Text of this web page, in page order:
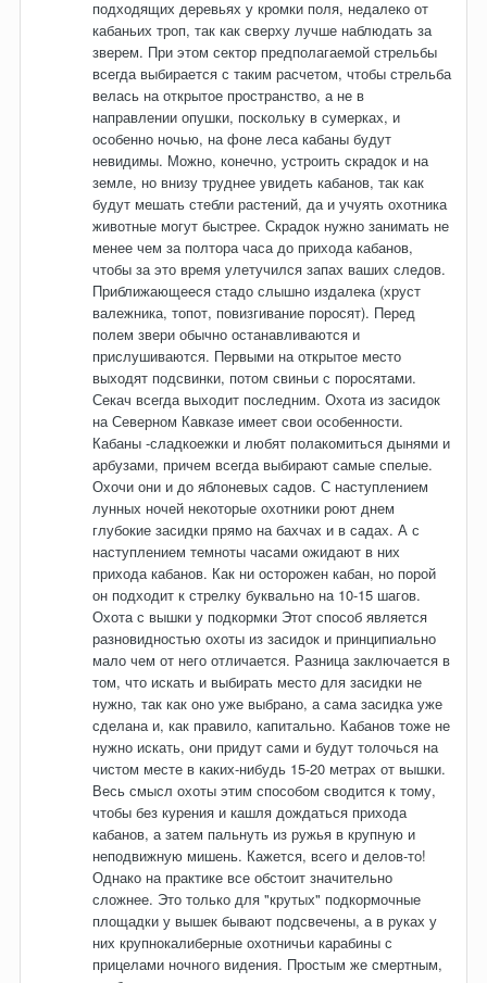
подходящих деревьях у кромки поля, недалеко от
кабаньих троп, так как сверху лучше наблюдать за
зверем. При этом сектор предполагаемой стрельбы
всегда выбирается с таким расчетом, чтобы стрельба
велась на открытое пространство, а не в
направлении опушки, поскольку в сумерках, и
особенно ночью, на фоне леса кабаны будут
невидимы. Можно, конечно, устроить скрадок и на
земле, но внизу труднее увидеть кабанов, так как
будут мешать стебли растений, да и учуять охотника
животные могут быстрее. Скрадок нужно занимать не
менее чем за полтора часа до прихода кабанов,
чтобы за это время улетучился запах ваших следов.
Приближающееся стадо слышно издалека (хруст
валежника, топот, повизгивание поросят). Перед
полем звери обычно останавливаются и
прислушиваются. Первыми на открытое место
выходят подсвинки, потом свиньи с поросятами.
Секач всегда выходит последним. Охота из засидок
на Северном Кавказе имеет свои особенности.
Кабаны -сладкоежки и любят полакомиться дынями и
арбузами, причем всегда выбирают самые спелые.
Охочи они и до яблоневых садов. С наступлением
лунных ночей некоторые охотники роют днем
глубокие засидки прямо на бахчах и в садах. А с
наступлением темноты часами ожидают в них
прихода кабанов. Как ни осторожен кабан, но порой
он подходит к стрелку буквально на 10-15 шагов.
Охота с вышки у подкормки Этот способ является
разновидностью охоты из засидок и принципиально
мало чем от него отличается. Разница заключается в
том, что искать и выбирать место для засидки не
нужно, так как оно уже выбрано, а сама засидка уже
сделана и, как правило, капитально. Кабанов тоже не
нужно искать, они придут сами и будут толочься на
чистом месте в каких-нибудь 15-20 метрах от вышки.
Весь смысл охоты этим способом сводится к тому,
чтобы без курения и кашля дождаться прихода
кабанов, а затем пальнуть из ружья в крупную и
неподвижную мишень. Кажется, всего и делов-то!
Однако на практике все обстоит значительно
сложнее. Это только для "крутых" подкормочные
площадки у вышек бывают подсвечены, а в руках у
них крупнокалиберные охотничьи карабины с
прицелами ночного видения. Простым же смертным,